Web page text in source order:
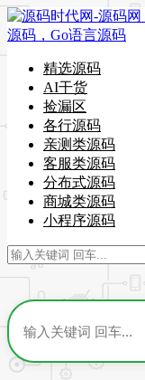
精选源码
AI干货
捡漏区
各行源码
亲测类源码
客服类源码
分布式源码
商城类源码
小程序源码